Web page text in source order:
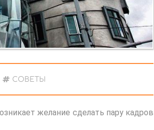
СОВЕТЫ
желание сделать пару кадров